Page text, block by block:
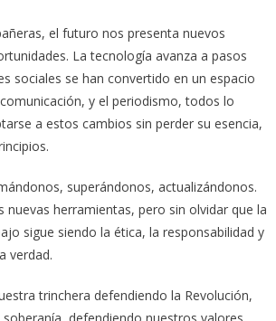
el futuro nos presenta nuevos
La tecnología avanza a pasos
sociales se han convertido en un espacio
y el periodismo, todos lo
a estos cambios sin perder su esencia,
superándonos, actualizándonos.
nuevas herramientas, pero sin olvidar que la
sigue siendo la ética, la responsabilidad y
verdad.
trinchera defendiendo la Revolución,